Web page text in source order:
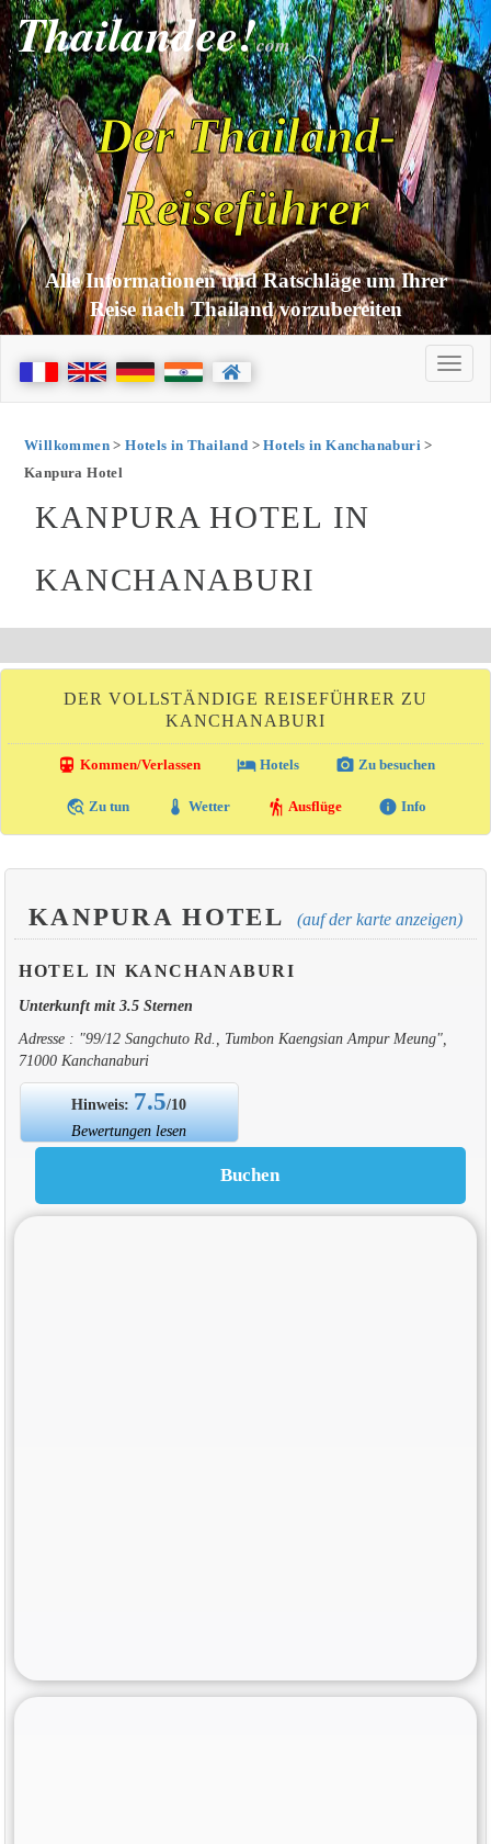
Thailandee!com
Der Thailand-
Reiseführer
Alle Informationen und Ratschläge um Ihrer
Reise nach Thailand vorzubereiten
Willkommen>Hotels in Thailand >Hotels in Kanchanaburi>
Kanpura Hotel
KANPURA HOTEL IN
KANCHANABURI
DER VOLLSTÄNDIGE REISEFÜHRER ZU
KANCHANABURI
directions_transit Kommen/Verlassen local_hotelHotels photo_camera Zu besuchen
travel_explore Zu tun thermostat Wetter hiking Ausflüge info Info
KANPURA HOTEL (auf der karte anzeigen)
HOTEL IN KANCHANABURI
Unterkunft mit 3.5 Sternen
Adresse : "99/12 Sangchuto Rd., Tumbon Kaengsian Ampur Meung",
71000 Kanchanaburi
Hinweis: 7.5/10
Bewertungen lesen